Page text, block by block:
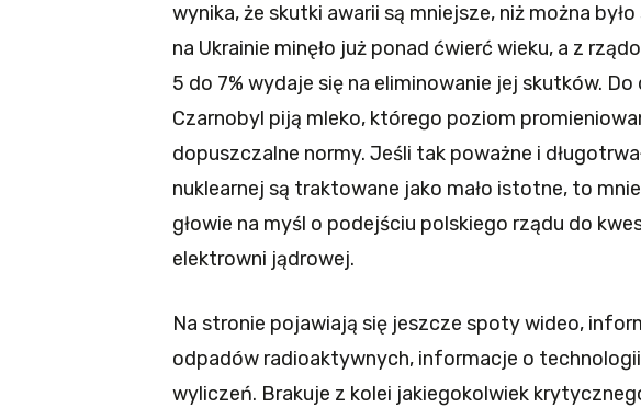
wynika, że skutki awarii są mniejsze, niż można
na Ukrainie minęło już ponad ćwierć wieku, a z
5 do 7% wydaje się na eliminowanie jej skutków.
Czarnobyl piją mleko, którego poziom
dopuszczalne normy. Jeśli tak poważne i
nuklearnej są traktowane jako mało istotne, to
głowie na myśl o podejściu polskiego rządu do
elektrowni jądrowej.
Na stronie pojawiają się jeszcze spoty wideo,
odpadów radioaktywnych, informacje o
wyliczeń. Brakuje z kolei jakiegokolwiek